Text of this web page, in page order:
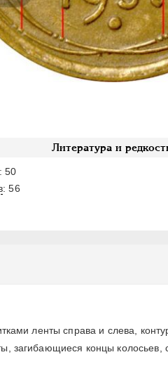
Литература и
: 50
:56
ленты справа и слева,
концы колосьев,